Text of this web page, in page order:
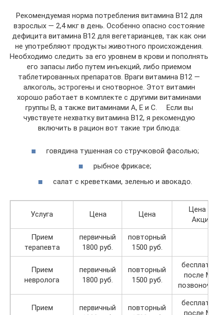
Рекомендуемая норма потребления витамина B12 для
взрослых — 2,4 мкг в день. Особенно опасно состояние
дефицита витамина В12 для вегетарианцев, так как они
не употребляют продукты животного происхождения.
Необходимо следить за его уровнем в крови и пополнять
его запасы либо путем инъекций, либо приемом
таблетированных препаратов. Враги витамина В12 —
алкоголь, эстрогены и снотворное. Этот витамин
хорошо работает в комплекте с другими витаминами
группы В, а также витаминами А, Е и С. ⠀ Если вы
чувствуете нехватку витамина В12, я рекомендую
включить в рацион вот такие три блюда:
говядина тушенная со стручковой фасолью;
рыбное фрикасе;
салат с креветками, зеленью и авокадо.
Услуга Цена Цена
Цена по
Акции
Прием
терапевта
первичный
1800 руб.
повторный
1500 руб.
Прием
невролога
первичный
1800 руб.
повторный
1500 руб.
после
Прием
первичный
повторный
после